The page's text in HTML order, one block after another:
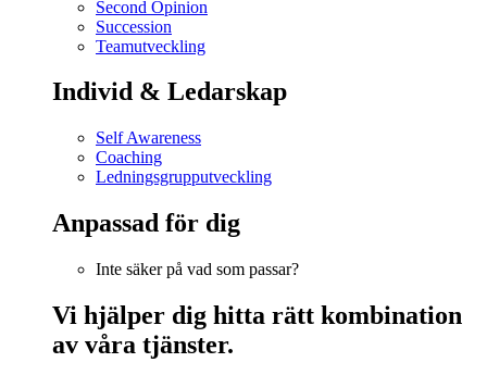
Second Opinion
Succession
Teamutveckling
Individ & Ledarskap
Self Awareness
Coaching
Ledningsgrupputveckling
Anpassad för dig
Inte säker på vad som passar?
Vi hjälper dig hitta rätt kombination
av våra tjänster.